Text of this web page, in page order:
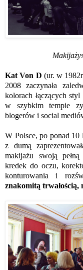
Kat Von D (ur. w
2008 zaczynała
kolorach łączących
w szybkim tempie
blogerów i social
W Polsce, po ponad 10
z dumą
makijażu swoją
kredek do oczu,
konturowania i
znakomitą trwałością,